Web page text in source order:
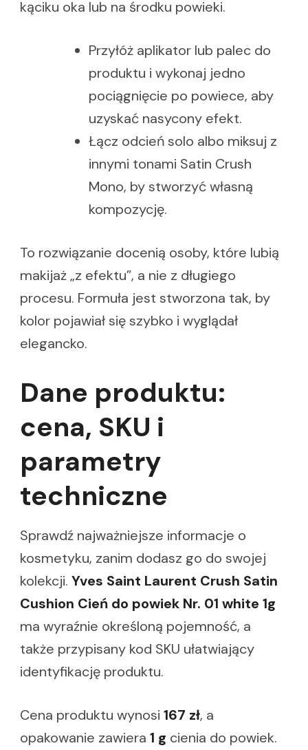
kąciku oka lub na środku powieki.
Przyłóż aplikator lub palec do
produktu i wykonaj jedno
pociągnięcie po powiece, aby
uzyskać nasycony efekt.
Łącz odcień solo albo miksuj z
innymi tonami Satin Crush
Mono, by stworzyć własną
kompozycję.
To rozwiązanie docenią osoby, które lubią
makijaż „z efektu”, a nie z długiego
procesu. Formuła jest stworzona tak, by
kolor pojawiał się szybko i wyglądał
elegancko.
Dane produktu:
cena, SKU i
parametry
techniczne
Sprawdź najważniejsze informacje o
kosmetyku, zanim dodasz go do swojej
kolekcji. Yves Saint Laurent Crush Satin
Cushion Cień do powiek Nr. 01 white 1g
ma wyraźnie określoną pojemność, a
także przypisany kod SKU ułatwiający
identyfikację produktu.
Cena produktu wynosi 167 zł, a
opakowanie zawiera 1 g cienia do powiek.